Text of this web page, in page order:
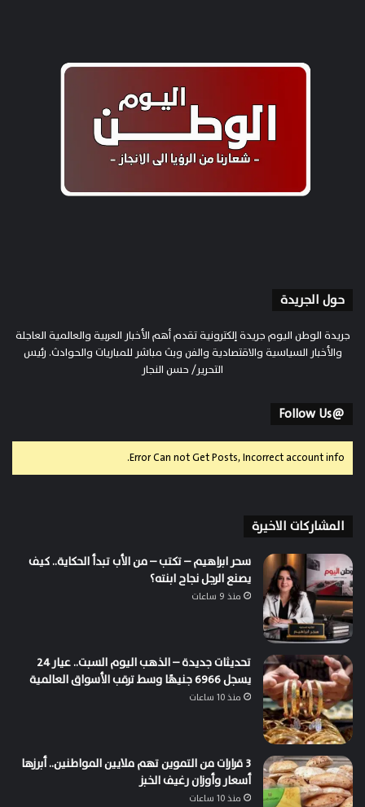
حول الجريدة
جريدة الوطن اليوم جريدة إلكترونية تقدم أهم الأخبار العربية والعالمية العاجلة
والأخبار السياسية والاقتصادية والفن وبث مباشر للمباريات والحوادث. رئيس
التحرير/ حسن النجار
@Follow Us
Error Can not Get Posts, Incorrect account info.
المشاركات الاخيرة
سحر ابراهيم – تكتب – من الأب تبدأ الحكاية.. كيف
يصنع الرجل نجاح ابنته؟
منذ 9 ساعات
تحديثات جديدة – الذهب اليوم السبت.. عيار 24
يسجل 6966 جنيهًا وسط ترقب الأسواق العالمية
منذ 10 ساعات
3 قرارات من التموين تهم ملايين المواطنين.. أبرزها
أسعار وأوزان رغيف الخبز
منذ 10 ساعات